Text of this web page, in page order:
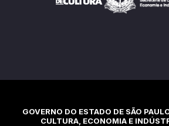
GOVERNO DO ESTADO DE SÃO
CULTURA, ECONOMIA E